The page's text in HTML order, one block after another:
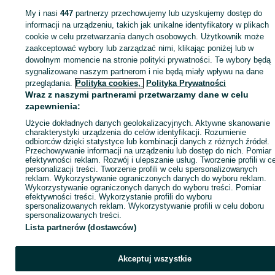
Zaloguj się lub załóż konto na OLX, aby skontaktować się z
sprzedającym
Zaloguj się / Załóż konto
Wyślij wiadomość
My i nasi447 partnerzy przechowujemy lub uzyskujemy dostęp do
informacji na urządzeniu, takich jak unikalne identyfikatory w plikach
cookie w celu przetwarzania danych osobowych. Użytkownik może
zaakceptować wybory lub zarządzać nimi, klikając poniżej lub w
dowolnym momencie na stronie polityki prywatności. Te wybory będą
sygnalizowane naszym partnerom i nie będą miały wpływu na dane
przeglądania. Polityka cookies, Polityka Prywatności
Wraz z naszymi partnerami przetwarzamy dane w celu
zapewnienia:
Użycie dokładnych danych geolokalizacyjnych. Aktywne skanowanie
charakterystyki urządzenia do celów identyfikacji. Rozumienie
odbiorców dzięki statystyce lub kombinacji danych z różnych źródeł.
Przechowywanie informacji na urządzeniu lub dostęp do nich. Pomiar
efektywności reklam. Rozwój i ulepszanie usług. Tworzenie profili w
personalizacji treści. Tworzenie profili w celu spersonalizowanych
reklam. Wykorzystywanie ograniczonych danych do wyboru reklam.
Wykorzystywanie ograniczonych danych do wyboru treści. Pomiar
efektywności treści. Wykorzystanie profili do wyboru
spersonalizowanych reklam. Wykorzystywanie profili w celu doboru
spersonalizowanych treści.
Lista partnerów (dostawców)
Akceptuj wszystkie